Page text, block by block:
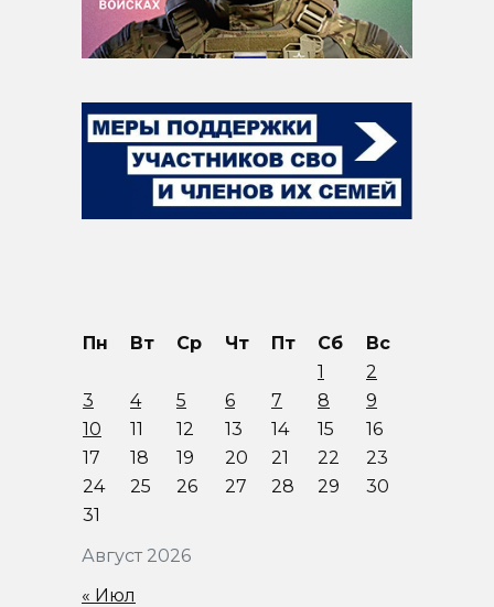
Август 2026
Пн Вт Ср Чт Пт Сб
Вс
1
2
3
4 5 6 7 8
9
10
11 12 13 14 15
16
17
18 19 20 21 22
23
24
25 26 27 28 29
30
31
« Июл